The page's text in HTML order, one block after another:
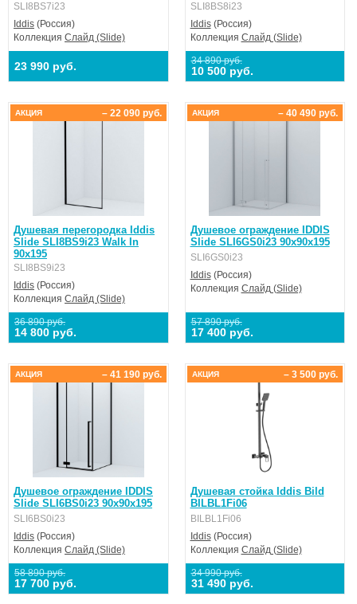
SLI8BS7i23
Iddis (Россия)
Коллекция Слайд (Slide)
23 990 руб.
SLI8BS8i23
Iddis(Россия)
Коллекция Слайд (Slide)
34 890 руб.
10 500 руб.
Душевая перегородка Iddis
Slide SLI8BS9i23 Walk In
90x195
SLI8BS9i23
Iddis (Россия)
Коллекция Слайд (Slide)
36 890 руб.
14 800 руб.
– 22 090 руб.
АКЦИЯ
Душевое ограждение IDDIS
Slide SLI6GS0i23 90x90x195
SLI6GS0i23
Iddis(Россия)
Коллекция Слайд (Slide)
57 890 руб.
17 400 руб.
– 40 490 руб.
АКЦИЯ
Душевое ограждение IDDIS
Slide SLI6BS0i23 90x90x195
SLI6BS0i23
Iddis (Россия)
Коллекция Слайд (Slide)
58 890 руб.
17 700 руб.
– 41 190 руб.
АКЦИЯ
Душевая стойка Iddis Bild
BILBL1Fi06
BILBL1Fi06
Iddis(Россия)
Коллекция Слайд (Slide)
34 990 руб.
31 490 руб.
– 3 500 руб.
АКЦИЯ